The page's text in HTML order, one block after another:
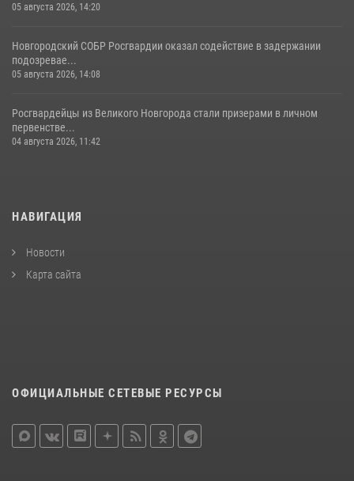
05 августа 2026, 14:20
Новгородский СОБР Росгвардии оказал содействие в задержании
подозревае...
05 августа 2026, 14:08
Росгвардейцы из Великого Новгорода стали призерами в личном
первенстве...
04 августа 2026, 11:42
НАВИГАЦИЯ
Новости
Карта сайта
ОФИЦИАЛЬНЫЕ СЕТЕВЫЕ РЕСУРСЫ